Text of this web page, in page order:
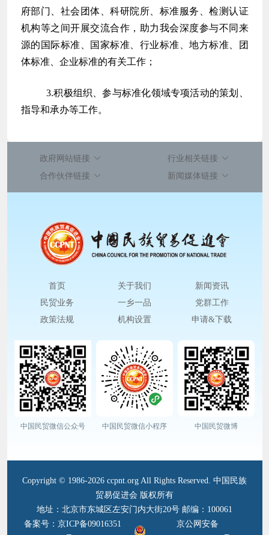
府部门、社会团体、科研院所、标准服务、检测认证
机构等之间开展交流合作，助力我会深度参与不同来
源的国际标准、国家标准、行业标准、地方标准、团
体标准、企业标准的有关工作；
3.积极组织、参与标准化领域专项活动的策划、
指导和承办等工作。
政府网站链接
行业相关链接
合作伙伴链接
新闻媒体链接
首页 关于我们
新闻资讯
民贸业务
一乡一品
党群工作
政策法规
机构设置 申请&下载
中国民贸微信公众号 中国民贸微信小程序 中国民贸微博
Copyright © 1986-2026 ccpnt.org All Rights Reserved. 中国民族
贸易促进会 版权所有
地址：北京市东城区左安门内大街20号 邮编：100061
备案号：京ICP备09016351
京公网安备